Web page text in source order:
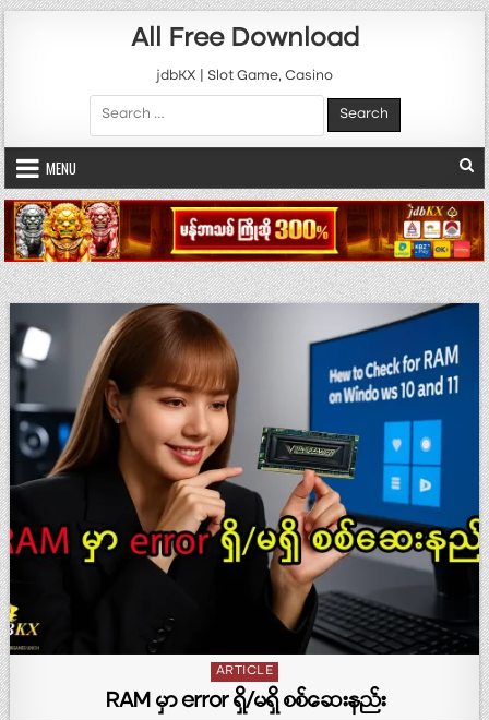
Skip to content
All Free Download
jdbKX | Slot Game, Casino
Search for:
MENU
Posted in
ARTICLE
RAM မှာ error ရှိ/မရှိ စစ်ဆေးနည်း